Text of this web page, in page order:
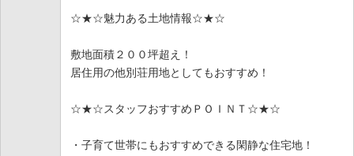
☆★☆魅力ある土地情報☆★☆
敷地面積２００坪超え！
居住用の他別荘用地としてもおすすめ！
☆★☆スタッフおすすめＰＯＩＮＴ☆★☆
・子育て世帯にもおすすめできる閑静な住宅地！